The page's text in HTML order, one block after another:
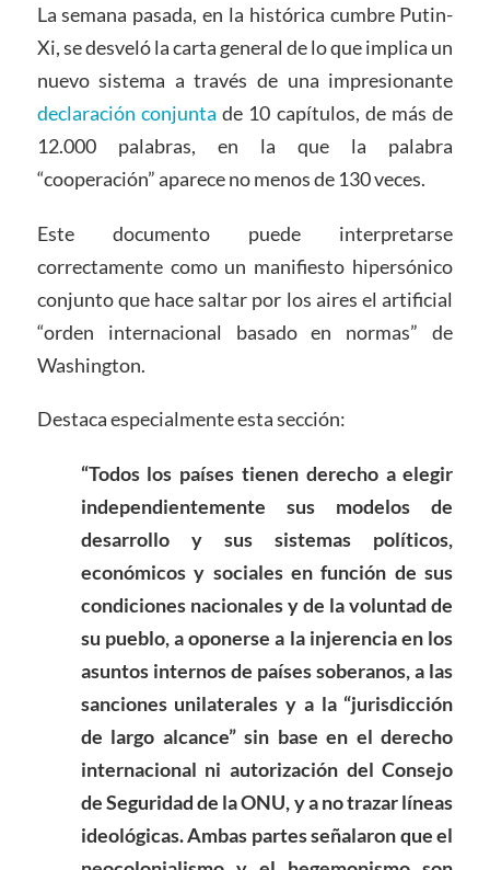
La semana pasada, en la histórica cumbre Putin-
Xi, se desveló la carta general de lo que implica un
nuevo sistema a través de una impresionante
declaración conjunta de 10 capítulos, de más de
12.000 palabras, en la que la palabra
“cooperación” aparece no menos de 130 veces.
Este documento puede interpretarse
correctamente como un manifiesto hipersónico
conjunto que hace saltar por los aires el artificial
“orden internacional basado en normas” de
Washington.
Destaca especialmente esta sección:
“Todos los países tienen derecho a elegir
independientemente sus modelos de
desarrollo y sus sistemas políticos,
económicos y sociales en función de sus
condiciones nacionales y de la voluntad de
su pueblo, a oponerse a la injerencia en los
asuntos internos de países soberanos, a las
sanciones unilaterales y a la “jurisdicción
de largo alcance” sin base en el derecho
internacional ni autorización del Consejo
de Seguridad de la ONU, y a no trazar líneas
ideológicas. Ambas partes señalaron que el